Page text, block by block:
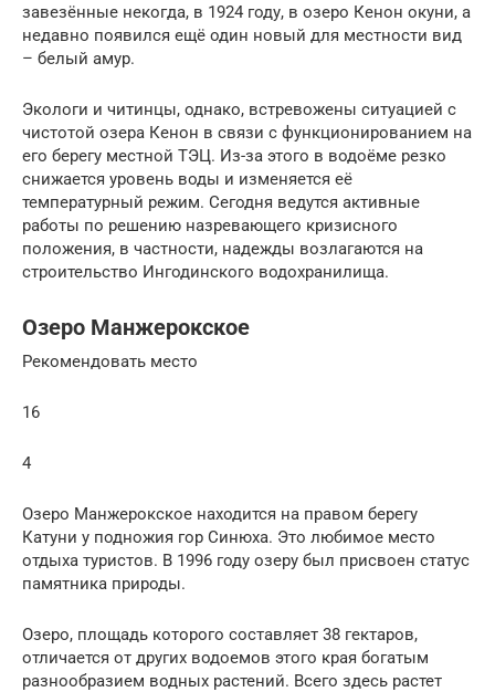
завезённые некогда, в 1924 году, в озеро Кенон окуни, а
недавно появился ещё один новый для местности вид
– белый амур.
Экологи и читинцы, однако, встревожены ситуацией с
чистотой озера Кенон в связи с функционированием на
его берегу местной ТЭЦ. Из-за этого в водоёме резко
снижается уровень воды и изменяется её
температурный режим. Сегодня ведутся активные
работы по решению назревающего кризисного
положения, в частности, надежды возлагаются на
строительство Ингодинского водохранилища.
Озеро Манжерокское
Рекомендовать место
16
4
Озеро Манжерокское находится на правом берегу
Катуни у подножия гор Синюха. Это любимое место
отдыха туристов. В 1996 году озеру был присвоен статус
памятника природы.
Озеро, площадь которого составляет 38 гектаров,
отличается от других водоемов этого края богатым
разнообразием водных растений. Всего здесь растет